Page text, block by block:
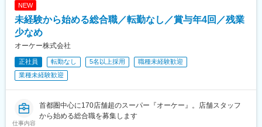
駅、飯田橋駅、向河原駅、芝公園駅、国立競技場駅、浅草橋駅、
新御徒町駅、大崎駅、京急東神奈川駅、馬車道駅、阪東橋駅、大
師前駅、谷町六丁目駅、大阪ビジネスパーク駅、南森町駅、芦原
町駅、野田阪神駅、阿倍野駅(地下鉄)、三ノ宮駅
NEW
未経験から始める総合職／転勤なし／賞与年4回／残業
少なめ
オーケー株式会社
正社員 転勤なし 5名以上採用
職種未経験歓迎
業種未経験歓迎
仕事内容
首都圏中心に170店舗超のスーパー『オーケー』。店舗スタッフ
から始める総合職を募集します